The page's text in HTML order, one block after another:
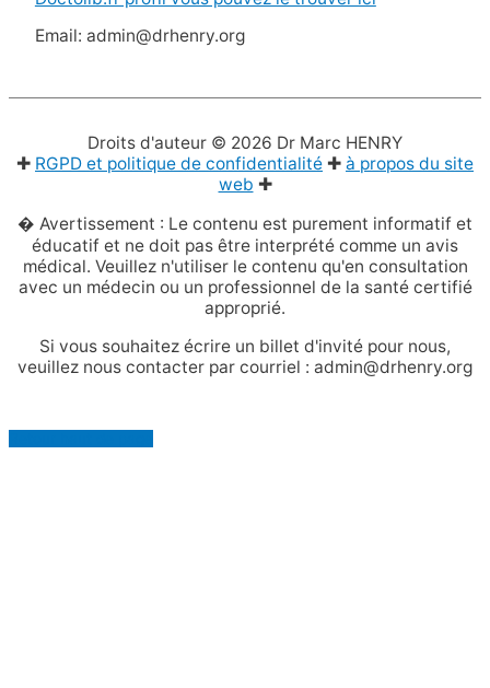
Email: admin@drhenry.org
Droits d'auteur © 2026 Dr Marc HENRY
✚ RGPD et politique de confidentialité ✚ à propos du site
web ✚
� Avertissement : Le contenu est purement informatif et
éducatif et ne doit pas être interprété comme un avis
médical. Veuillez n'utiliser le contenu qu'en consultation
avec un médecin ou un professionnel de la santé certifié
approprié.
Si vous souhaitez écrire un billet d'invité pour nous,
veuillez nous contacter par courriel : admin@drhenry.org